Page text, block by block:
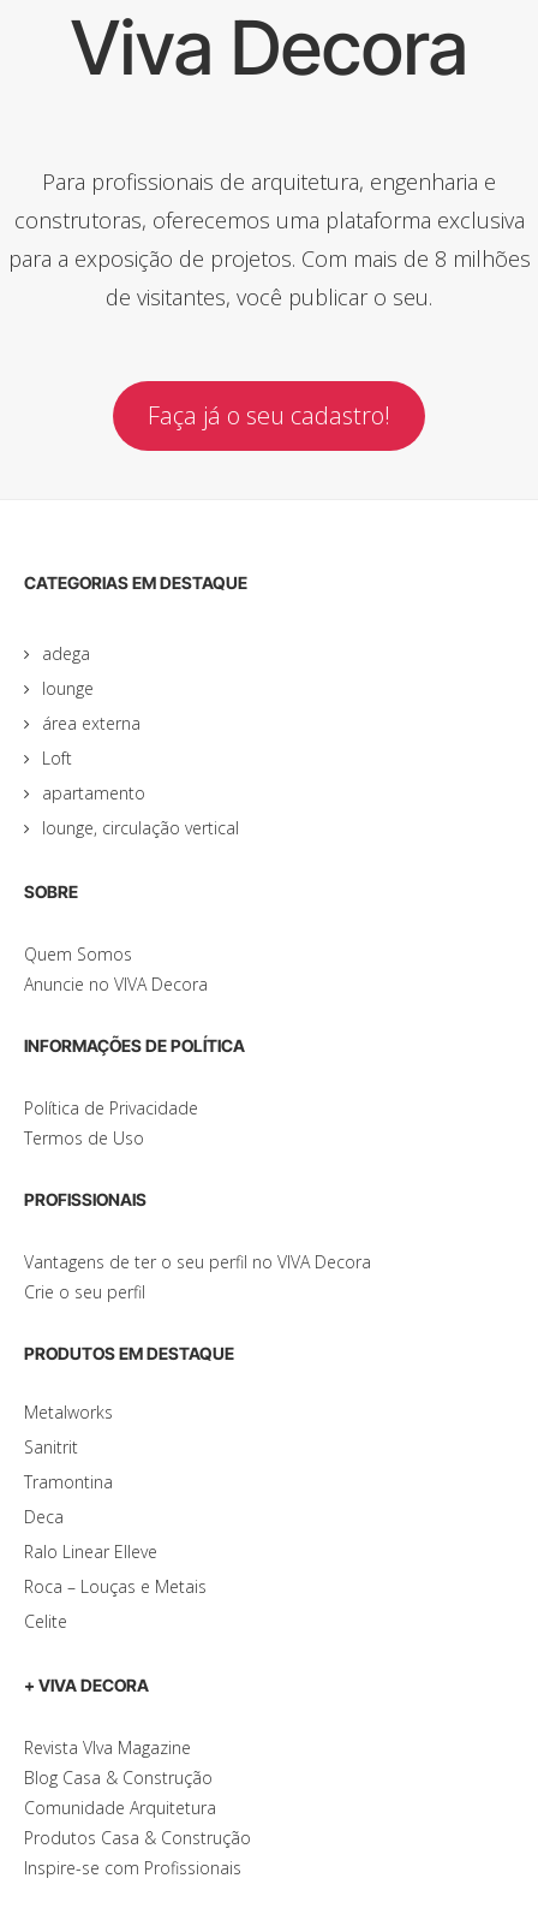
Viva Decora
Para profissionais de arquitetura, engenharia e
construtoras, oferecemos uma plataforma exclusiva
para a exposição de projetos. Com mais de 8 milhões
de visitantes, você publicar o seu.
Faça já o seu cadastro!
CATEGORIAS EM DESTAQUE
adega
lounge
área externa
Loft
apartamento
lounge, circulação vertical
SOBRE
Quem Somos
Anuncie no VIVA Decora
INFORMAÇÕES DE POLÍTICA
Política de Privacidade
Termos de Uso
PROFISSIONAIS
Vantagens de ter o seu perfil no VIVA Decora
Crie o seu perfil
PRODUTOS EM DESTAQUE
Metalworks
Sanitrit
Tramontina
Deca
Ralo Linear Elleve
Roca – Louças e Metais
Celite
+ VIVA DECORA
Revista VIva Magazine
Blog Casa & Construção
Comunidade Arquitetura
Produtos Casa & Construção
Inspire-se com Profissionais